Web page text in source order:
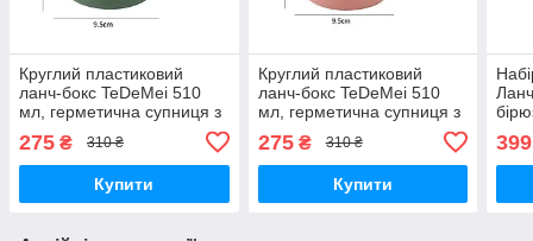
Круглий пластиковий
ланч-бокс TeDeMei 510
мл, герметична супниця з
275 ₴ 310 ₴
Купити
Круглий пластиковий
ланч-бокс TeDeMei 510
мл, герметична супниця з
275₴ 310 ₴
Купити
399